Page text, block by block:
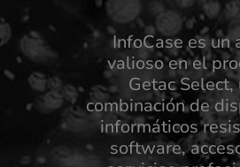
InfoCase es un
valioso en el
Getac Select,
combinación de
informáticos
software,